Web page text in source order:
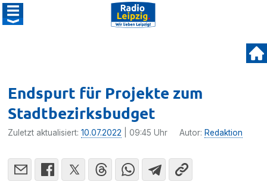
Endspurt für Projekte zum
Stadtbezirksbudget
Zuletzt aktualisiert:10.07.2022 | 09:45 Uhr Autor: Redaktion